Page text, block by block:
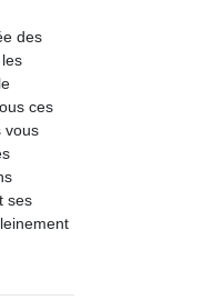
des
ces
vous
ses